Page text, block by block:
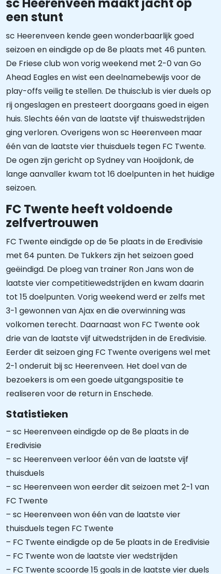
een stunt
sc Heerenveen kende geen wonderbaarlijk goed
seizoen en eindigde op de 8e plaats met 46 punten.
De Friese club won vorig weekend met 2-0 van Go
Ahead Eagles en wist een deelnamebewijs voor de
play-offs veilig te stellen. De thuisclub is vier duels op
rij ongeslagen en presteert doorgaans goed in eigen
huis. Slechts één van de laatste vijf thuiswedstrijden
ging verloren. Overigens won sc Heerenveen maar
één van de laatste vier thuisduels tegen FC Twente.
De ogen zijn gericht op Sydney van Hooijdonk, de
lange aanvaller kwam tot 16 doelpunten in het huidige
seizoen.
FC Twente heeft voldoende
zelfvertrouwen
FC Twente eindigde op de 5e plaats in de Eredivisie
met 64 punten. De Tukkers zijn het seizoen goed
geëindigd. De ploeg van trainer Ron Jans won de
laatste vier competitiewedstrijden en kwam daarin
tot 15 doelpunten. Vorig weekend werd er zelfs met
3-1 gewonnen van Ajax en die overwinning was
volkomen terecht. Daarnaast won FC Twente ook
drie van de laatste vijf uitwedstrijden in de Eredivisie.
Eerder dit seizoen ging FC Twente overigens wel met
2-1 onderuit bij sc Heerenveen. Het doel van de
bezoekers is om een goede uitgangspositie te
realiseren voor de return in Enschede.
Statistieken
– sc Heerenveen eindigde op de 8e plaats in de
Eredivisie
– sc Heerenveen verloor één van de laatste vijf
thuisduels
– sc Heerenveen won eerder dit seizoen met 2-1 van
FC Twente
– sc Heerenveen won één van de laatste vier
thuisduels tegen FC Twente
– FC Twente eindigde op de 5e plaats in de Eredivisie
– FC Twente won de laatste vier wedstrijden
– FC Twente scoorde 15 goals in de laatste vier duels